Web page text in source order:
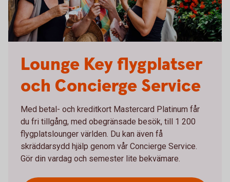
Lounge Key flygplatser
och Concierge Service
Med betal- och kreditkort Mastercard Platinum får
du fri tillgång, med obegränsade besök, till 1 200
flygplatslounger världen. Du kan även få
skräddarsydd hjälp genom vår Concierge Service.
Gör din vardag och semester lite bekvämare.